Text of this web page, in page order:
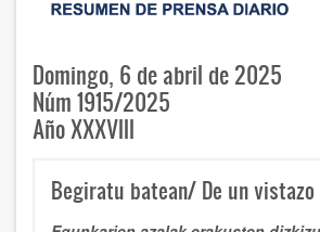
Domingo, 6 de abril de 2025
Núm 1915/2025
Año XXXVIII
Begiratu batean/ De un vistazo